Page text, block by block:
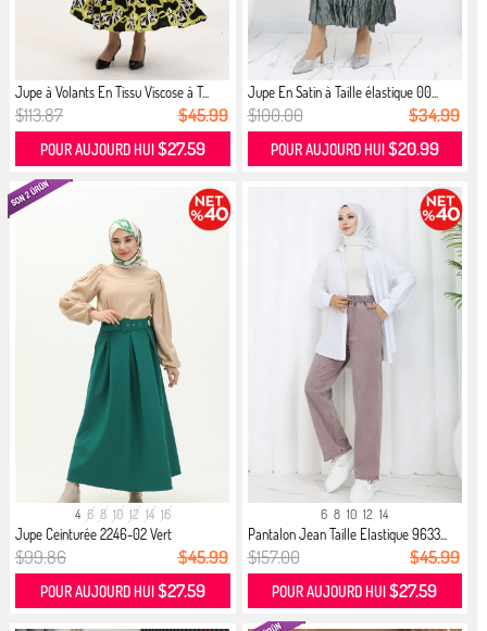
Jupe à Volants En Tissu Viscose à T...
$113.87 $45.99
POUR AUJOURD HUI $27.59
Jupe En Satin à Taille élastique 00...
$100.00 $34.99
POUR AUJOURD HUI $20.99
4 6 8 10 12 14 16
Jupe Ceinturée 2246-02 Vert
$99.86 $45.99
POUR AUJOURD HUI$27.59
6 8 10 12 14
Pantalon Jean Taille Elastique 9633...
$157.00 $45.99
POUR AUJOURD HUI$27.59